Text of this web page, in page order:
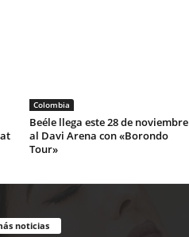
Colombia
Beéle llega este 28 de noviembre
al Davi Arena con «Borondo
Tour»
noticias